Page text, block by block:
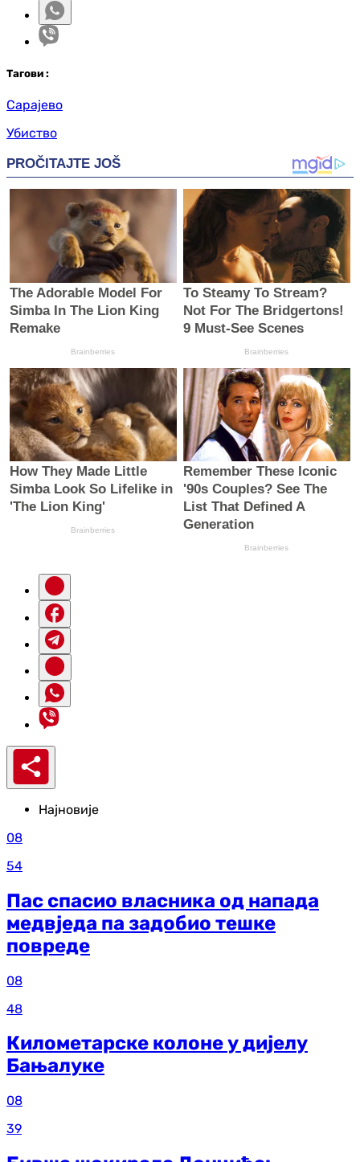
Тагови :
Сарајево
Убиство
Најновије
08
54
Пас спасио власника од напада
медвједа па задобио тешке
повреде
08
48
Километарске колоне у дијелу
Бањалуке
08
39